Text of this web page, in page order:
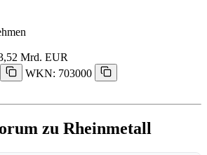
Mrd. EUR
WKN: 703000
zu Rheinmetall